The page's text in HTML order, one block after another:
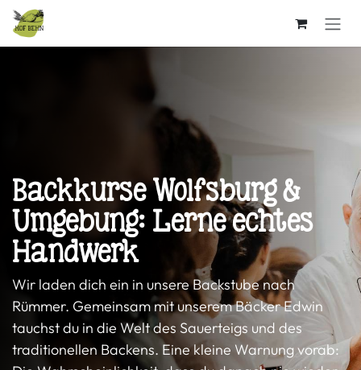
Zum Inhalt springen
Backkurse Wolfsburg &
Umgebung: Lerne echtes
Handwerk
Wir laden dich ein in unsere Backstube nach
Rümmer. Gemeinsam mit unserem Bäcker Edwin
tauchst du in die Welt des Sauerteigs und des
traditionellen Backens. Eine kleine Warnung vorab: